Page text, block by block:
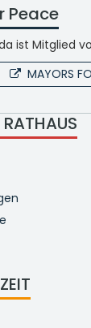
Peace
ist Mitglied
MAYORS